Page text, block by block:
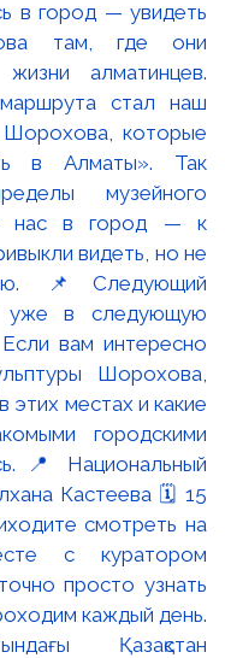
Қазақстан